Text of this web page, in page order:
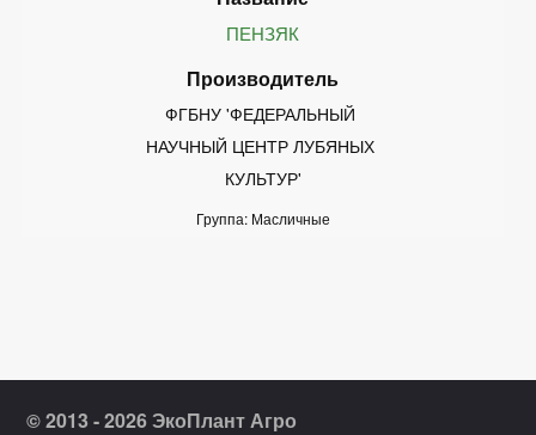
ПЕНЗЯК
ФГБНУ 'ФЕДЕРАЛЬНЫЙ
НАУЧНЫЙ ЦЕНТР ЛУБЯНЫХ
КУЛЬТУР'
Группа: Масличные
© 2013 - 2026 ЭкоПлант Агро